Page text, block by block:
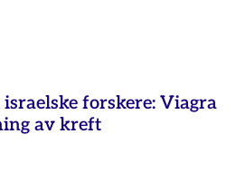
forskere: Viagra
av kreft